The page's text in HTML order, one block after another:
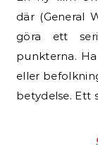
där (General
göra ett
punkterna.
eller
betydelse. Ett